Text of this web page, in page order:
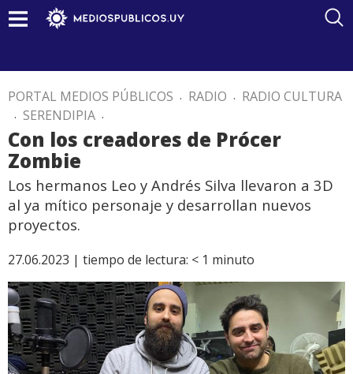
PORTAL MEDIOS PÚBLICOS . RADIO . RADIO CULTURA
. SERENDIPIA .
Con los creadores de Prócer
Zombie
Los hermanos Leo y Andrés Silva llevaron a 3D
al ya mítico personaje y desarrollan nuevos
proyectos.
27.06.2023 | tiempo de lectura: < 1 minuto